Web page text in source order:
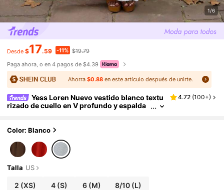
1/6
Desde $17.59 -11% $19.79
Paga ahora, o en 4 pagos de $4.39
Ahorra $0.88en este artículo después de unirte.
Yess Loren Nuevo vestido blanco textu
rizado de cuello en V profundo y espalda
de San Patricio, estilo occidental, nómada, cu
casual, vacaciones, cruceros, playa, tomar el
sol, viral, ropa de calle, invitado de boda bohe
mio, viajes, brunch, aeropuerto
4.72 (100+)
Color: Blanco
Talla US
2 (XS) 4(S) 6(M) 8/10 (L)